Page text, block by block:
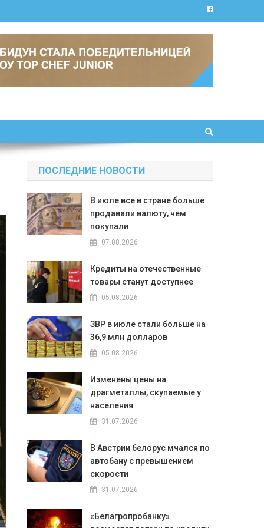
ПОСЛЕДНИЕ НОВОСТИ
В июле все в стране больше
продавали валюту, чем
покупали
07.08.2026
Кредиты на отечественные
товары станут доступнее
05.08.2026
ЗВР в июле стали больше на
36,9 млн долларов
05.08.2026
Изменены цены на
драгметаллы, скупаемые у
населения
31.07.2026
В Австрии белорус мчался по
автобану с превышением
скорости
31.07.2026
«Белагропробанку»